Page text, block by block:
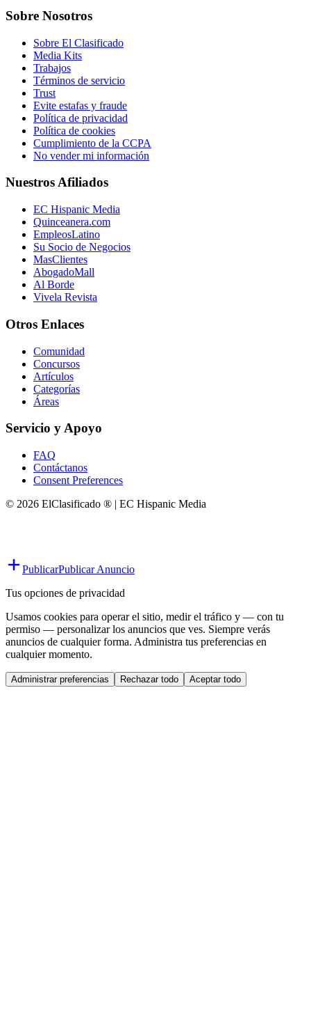
Sobre Nosotros
Sobre El Clasificado
Media Kits
Trabajos
Términos de servicio
Trust
Evite estafas y fraude
Política de privacidad
Política de cookies
Cumplimiento de la CCPA
No vender mi información
Nuestros Afiliados
EC Hispanic Media
Quinceanera.com
EmpleosLatino
Su Socio de Negocios
MasClientes
AbogadoMall
Al Borde
Vivela Revista
Otros Enlaces
Comunidad
Concursos
Artículos
Categorías
Áreas
Servicio y Apoyo
FAQ
Contáctanos
Consent Preferences
© 2026 ElClasificado ® | EC Hispanic Media
PublicarPublicar Anuncio
Tus opciones de privacidad
Usamos cookies para operar el sitio, medir el tráfico y — con tu
permiso — personalizar los anuncios que ves. Siempre verás
anuncios de cualquier forma. Administra tus preferencias en
cualquier momento.
Administrar preferencias Rechazar todo Aceptar todo